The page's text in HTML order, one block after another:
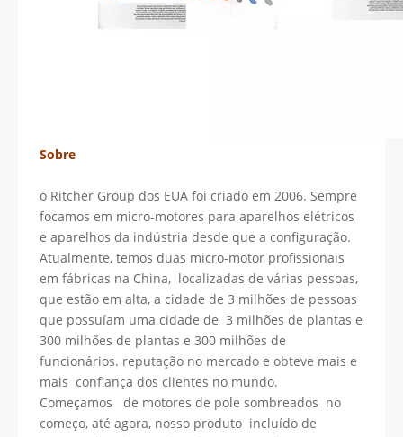
Sobre
o Ritcher Group dos EUA foi criado em 2006. Sempre
focamos em micro-motores para aparelhos elétricos
e aparelhos da indústria desde que a configuração.
Atualmente, temos duas micro-motor profissionais
em fábricas na China, localizadas de várias pessoas,
que estão em alta, a cidade de 3 milhões de pessoas
que possuíam uma cidade de 3 milhões de plantas e
300 milhões de plantas e 300 milhões de
funcionários. reputação no mercado e obteve mais e
mais confiança dos clientes no mundo.
Começamos de motores de pole sombreados no
começo, até agora, nosso produto incluído de